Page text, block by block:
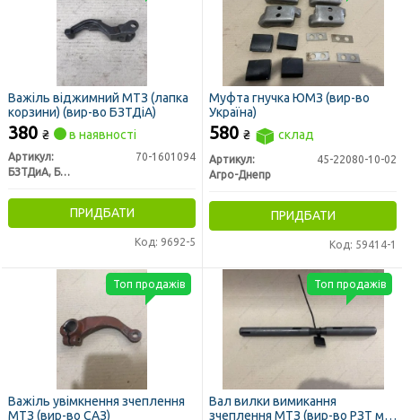
Важіль віджимний МТЗ (лапка
корзини) (вир-во БЗТДіА)
380 ₴ в наявності
Артикул:
70-1601094
БЗТДиА, Беларусь
ПРИДБАТИ
Код: 9692-5
Муфта гнучка ЮМЗ (вир-во
Україна)
580 ₴ склад
Артикул:
45-22080-10-02
Агро-Днепр
ПРИДБАТИ
Код: 59414-1
Важіль увімкнення зчеплення
МТЗ (вир-во САЗ)
Топ продажів
Вал вилки вимикання
зчеплення МТЗ (вир-во РЗТ м.
Топ продажів